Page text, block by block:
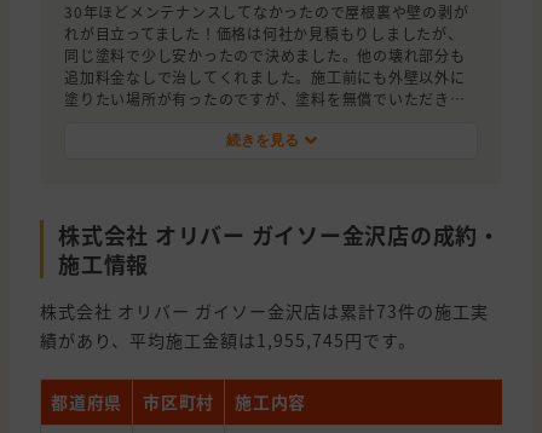
30年ほどメンテナンスしてなかったので屋根裏や壁の剥が
れが目立ってました！価格は何社か見積もりしましたが、
同じ塗料で少し安かったので決めました。他の壊れ部分も
追加料金なしで治してくれました。施工前にも外壁以外に
塗りたい場所が有ったのですが、塗料を無償でいただき自
雨前に工事終了して良かったです。
続きを見る
株式会社 オリバー ガイソー金沢店の成約・
施工情報
株式会社 オリバー ガイソー金沢店は累計73件の施工実
績があり、平均施工金額は1,955,745円です。
都道府県 市区町村
施工内容